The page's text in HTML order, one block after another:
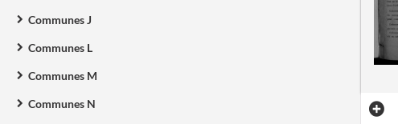
Communes J
Communes L
Communes M
Communes N